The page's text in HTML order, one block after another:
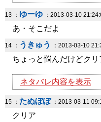
13 ： ゆーゆ ：2013-03-10
あ・そこだよ
14 ： うきゅう ：2013-03-10
ちょっと悩んだけどクリ
ネタバレ内容を表示
15 ： たぬぼぼ ：2013-03-11
クリア